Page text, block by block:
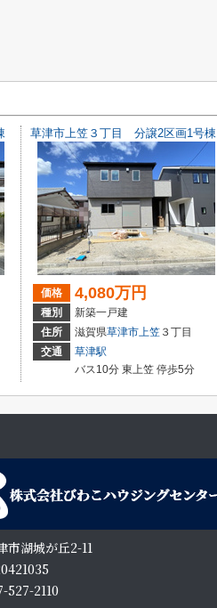
草津市上笠３丁目 分譲2区画1号棟
価格 4,080万円
種別
新築一戸建
住所
滋賀県草津市上笠 ３丁目
交通
草津駅
バス10分 東上笠 停歩5分
市湖城が丘2-11
527-2110